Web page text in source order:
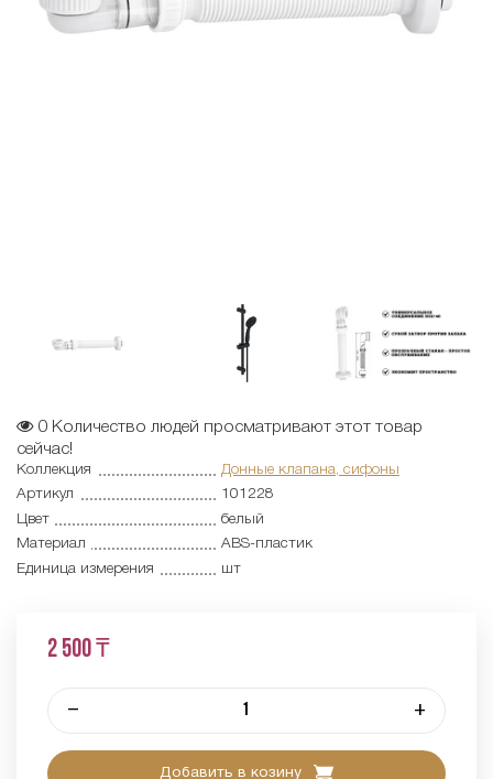
0 Количество людей просматривают этот товар
сейчас!
Коллекция
Донные клапана, сифоны
Артикул
101228
Цвет
белый
Материал
ABS-пластик
Единица измерения
шт
2 500 ₸
– +
Добавить в козину